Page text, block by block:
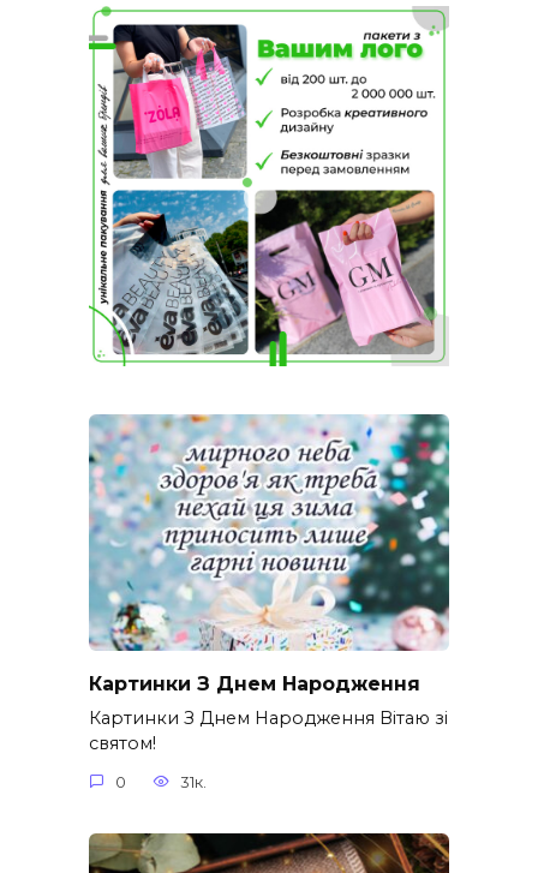
Картинки З Днем Народження
Картинки З Днем Народження Вітаю зі
святом!
0 31к.